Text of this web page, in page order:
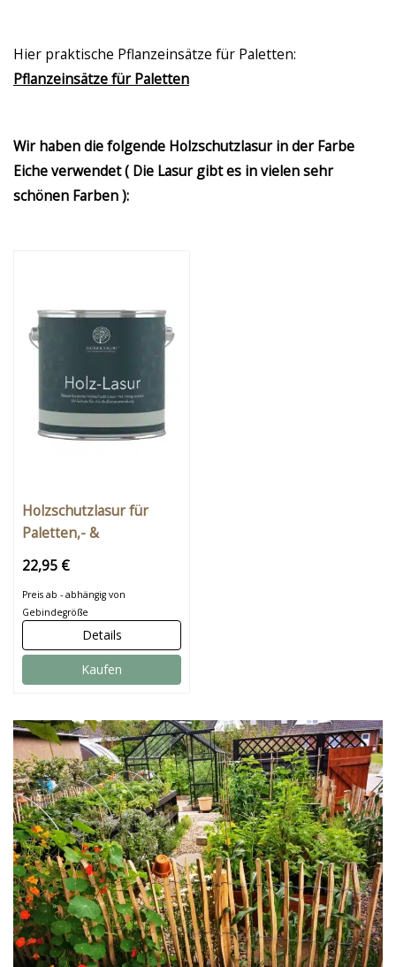
Hier praktische Pflanzeinsätze für Paletten:
Pflanzeinsätze für Paletten
Wir haben die folgende Holzschutzlasur in der Farbe
Eiche verwendet ( Die Lasur gibt es in vielen sehr
schönen Farben ):
Holzschutzlasur für
Paletten,- &
Kistenmöbel – Outdoor
Schutzlasur für
Holzmöbel
22,95 €
Preis ab - abhängig von
Gebindegröße
Details
Kaufen